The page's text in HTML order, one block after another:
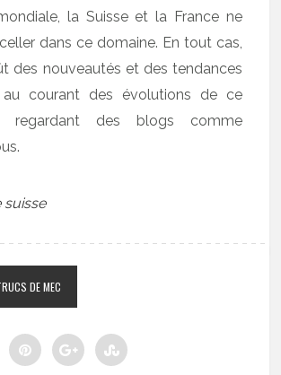
la Suisse et la France ne
dans ce domaine. En tout cas,
des nouveautés et des tendances
courant des évolutions de ce
regardant des blogs comme
suisse
DE MEC